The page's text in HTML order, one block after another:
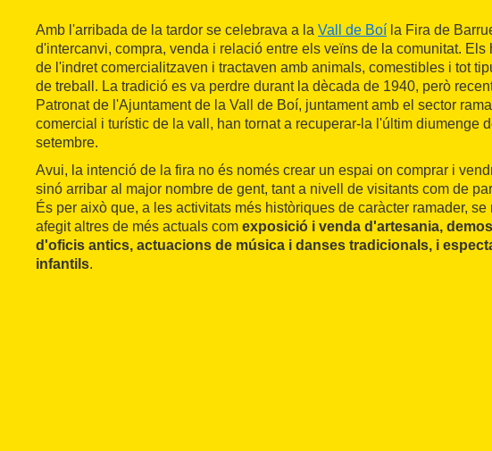
Amb l'arribada de la tardor se celebrava a la Vall de Boí la Fira de
d'intercanvi, compra, venda i relació entre els veïns de la comunitat. Els
de l'indret comercialitzaven i tractaven amb animals, comestibles i tot
de treball. La tradició es va perdre durant la dècada de 1940, però
Patronat de l'Ajuntament de la Vall de Boí, juntament amb el sector
comercial i turístic de la vall, han tornat a recuperar-la l'últim diumenge
setembre.
Avui, la intenció de la fira no és només crear un espai on comprar i
sinó arribar al major nombre de gent, tant a nivell de visitants com de
És per això que, a les activitats més històriques de caràcter ramader, se
afegit altres de més actuals com exposició i venda d'artesania,
d'oficis antics, actuacions de música i danses tradicionals, i
infantils.